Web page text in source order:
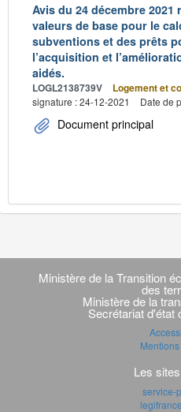
Avis du 24 décembre
valeurs de base pour le
subventions et des prêts
l’acquisition et
aidés.
LOGL2138739V Logement et
signature : 24-12-2021
Date de
Document principal
Navigation
transverse
Ministère de la Transition
des
Ministère de la
Secrétariat d'état
Les
service-